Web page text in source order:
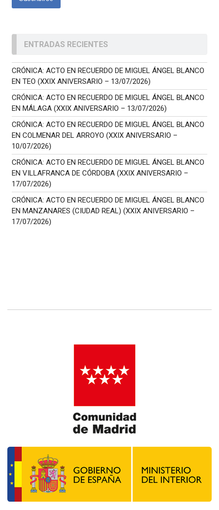
ENTRADAS RECIENTES
CRÓNICA: ACTO EN RECUERDO DE MIGUEL ÁNGEL BLANCO
EN TEO (XXIX ANIVERSARIO – 13/07/2026)
CRÓNICA: ACTO EN RECUERDO DE MIGUEL ÁNGEL BLANCO
EN MÁLAGA (XXIX ANIVERSARIO – 13/07/2026)
CRÓNICA: ACTO EN RECUERDO DE MIGUEL ÁNGEL BLANCO
EN COLMENAR DEL ARROYO (XXIX ANIVERSARIO –
10/07/2026)
CRÓNICA: ACTO EN RECUERDO DE MIGUEL ÁNGEL BLANCO
EN VILLAFRANCA DE CÓRDOBA (XXIX ANIVERSARIO –
17/07/2026)
CRÓNICA: ACTO EN RECUERDO DE MIGUEL ÁNGEL BLANCO
EN MANZANARES (CIUDAD REAL) (XXIX ANIVERSARIO –
17/07/2026)